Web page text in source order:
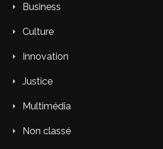
Business
Culture
Innovation
Justice
Multimédia
Non classé